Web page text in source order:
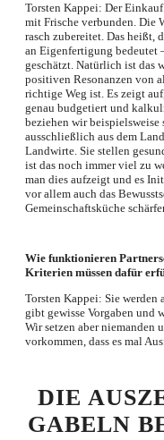
Torsten Kappei: Der
mit Frische verbunden. Die
rasch zubereitet. Das heißt,
an Eigenfertigung bedeutet
geschätzt. Natürlich ist das
positiven Resonanzen von
richtige Weg ist. Es zeigt
genau budgetiert und
beziehen wir
ausschließlich aus dem
Landwirte. Sie stellen
ist das noch immer viel zu
man dies aufzeigt und es
vor allem auch das
Gemeinschaftsküche
Wie funktionieren
Kriterien müssen dafür
Torsten Kappei: Sie werden
gibt gewisse Vorgaben und
Wir setzen aber niemanden
vorkommen, dass es mal
DIE
GABELN